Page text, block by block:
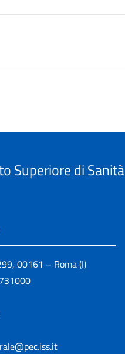
Superiore di Sanità
00161 – Roma (I)